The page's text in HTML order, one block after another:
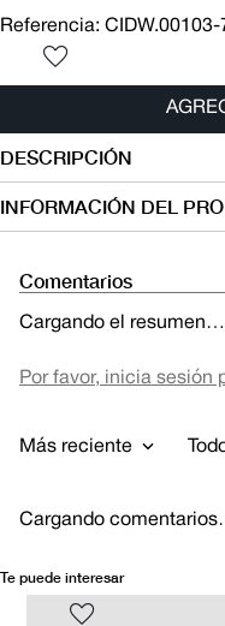
Referencia: CIDW.00103-
DESCRIPCIÓN
INFORMACIÓN DEL
Comentarios
Cargando el resumen…
Por favor, inicia sesión
Más reciente
Cargando
Te puede interesar
polo
pantalones
comfort fit camisas